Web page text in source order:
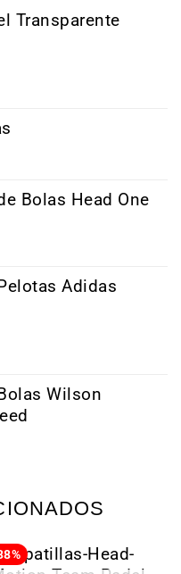
Transparente
Bolas Head One
Adidas
Wilson